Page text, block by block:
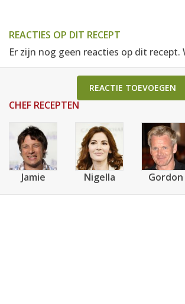
REACTIES OP DIT RECEPT
Er zijn nog geen reacties op dit recept.
REACTIE TOEVOEGEN
CHEF RECEPTEN
Jamie Nigella Gordon